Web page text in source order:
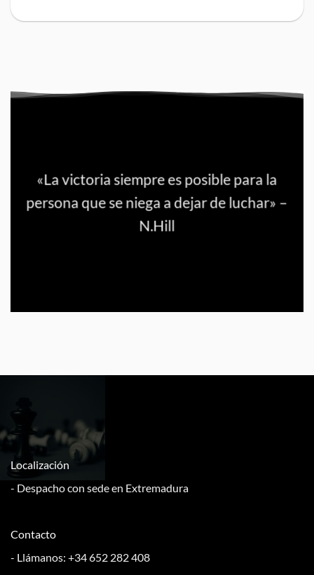
«La victoria siempre es posible para la
persona que se niega a dejar de luchar» –
N.Hill
Localización
- Despacho con sede en Extremadura
Contacto
- Llámanos: +34 652 282 408